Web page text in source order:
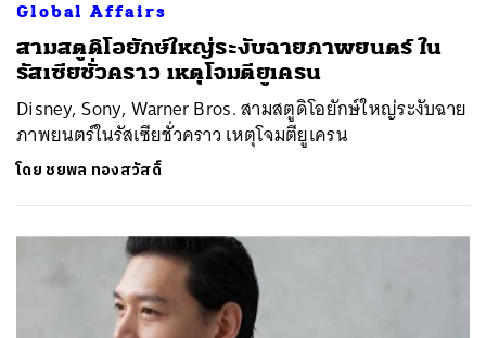
Global Affairs
สามสตูดิโอยักษ์ใหญ่ระงับฉายภาพยนตร์ ใน
รัสเซียชั่วคราว เหตุโจมตียูเครน
Disney, Sony, Warner Bros. สามสตูดิโอยักษ์ใหญ่ระงับฉาย
ภาพยนตร์ในรัสเซียชั่วคราว เหตุโจมตียูเครน
โดย ชยพล ทองสวัสดิ์
SHARE TWEET